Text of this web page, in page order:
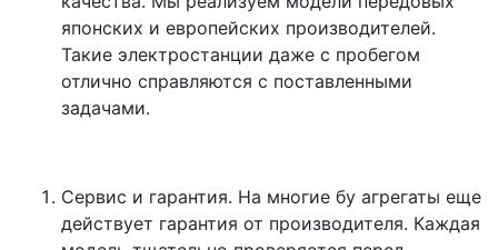
японских и европейских производителей.
Такие электростанции даже с пробегом
отлично справляются с поставленными
задачами.
Сервис и гарантия. На многие бу агрегаты еще
действует гарантия от производителя. Каждая